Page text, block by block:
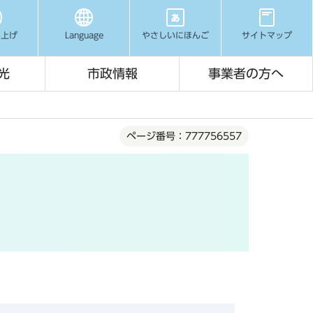
げ Language やさしいにほんご サイトマップ
市政情報 事業者の方へ
ページ番号：777756557